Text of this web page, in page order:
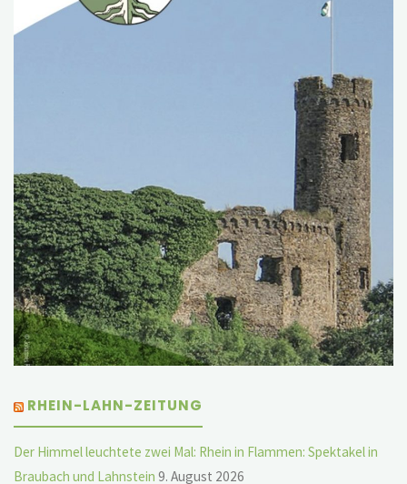
RHEIN-LAHN-ZEITUNG
Der Himmel leuchtete zwei Mal: Rhein in Flammen: Spektakel in
Braubach und Lahnstein 9. August 2026